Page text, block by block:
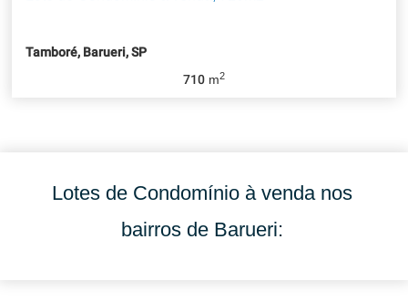
Tamboré, Barueri, SP
710m2
Lotes de Condomínio à venda nos
bairros de Barueri: